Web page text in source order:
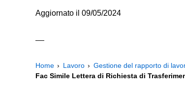
Stampare
Aggiornato il 09/05/2024
Home Lavoro
Gestione del rapporto di
Fac Simile Lettera di Richiesta di